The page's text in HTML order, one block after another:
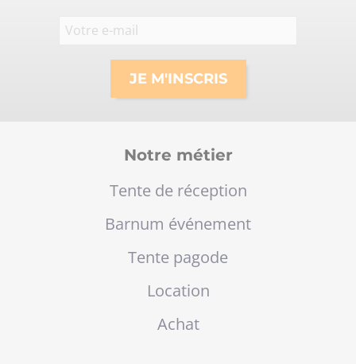
Notre métier
Tente de réception
Barnum événement
Tente pagode
Location
Achat